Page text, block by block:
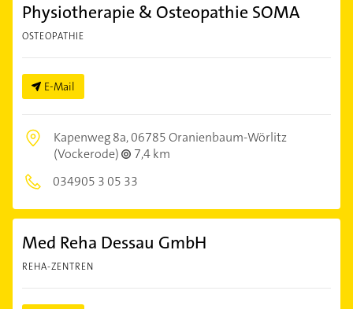
Physiotherapie & Osteopathie SOMA
OSTEOPATHIE
E-Mail
Kapenweg 8a,06785 Oranienbaum-Wörlitz
(Vockerode)
7,4 km
034905 3 05 33
Med Reha Dessau GmbH
REHA-ZENTREN